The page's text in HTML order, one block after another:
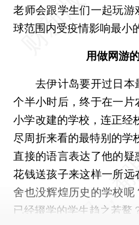
老师会跟学生们一起玩
球范围内受疫情影响最小
用做网游
去伊计岛要开过日本
个半小时后，终于在一
小学改建的学校，连正经
尽周折来看的最特别的学
直接的语言表达了他的
花钱送孩子来这样一所
舍也没辉煌历史的学校
已经辍学的学生趋之若鹜